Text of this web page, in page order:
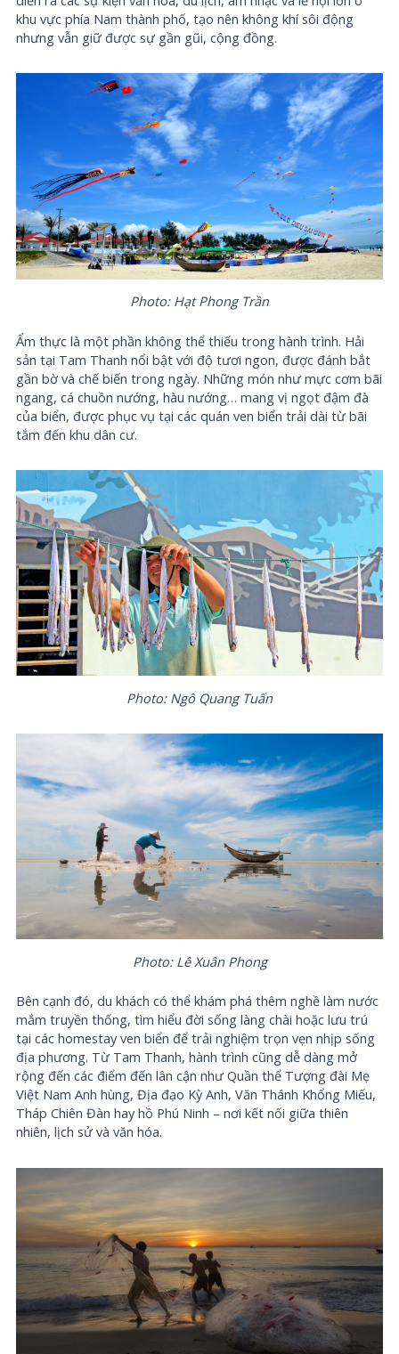
khu vực phía Nam thành phố, tạo nên không khí sôi động
nhưng vẫn giữ được sự gần gũi, cộng đồng.
Photo: Hạt Phong Trần
Ẩm thực là một phần không thể thiếu trong hành trình. Hải
sản tại Tam Thanh nổi bật với độ tươi ngon, được đánh bắt
gần bờ và chế biến trong ngày. Những món như mực cơm bãi
ngang, cá chuồn nướng, hàu nướng… mang vị ngọt đậm đà
của biển, được phục vụ tại các quán ven biển trải dài từ bãi
tắm đến khu dân cư.
Photo: Ngô Quang Tuấn
Photo: Lê Xuân Phong
Bên cạnh đó, du khách có thể khám phá thêm nghề làm nước
mắm truyền thống, tìm hiểu đời sống làng chài hoặc lưu trú
tại các homestay ven biển để trải nghiệm trọn vẹn nhịp sống
địa phương. Từ Tam Thanh, hành trình cũng dễ dàng mở
rộng đến các điểm đến lân cận như Quần thể Tượng đài Mẹ
Việt Nam Anh hùng, Địa đạo Kỳ Anh, Văn Thánh Khổng Miếu,
Tháp Chiên Đàn hay hồ Phú Ninh – nơi kết nối giữa thiên
nhiên, lịch sử và văn hóa.